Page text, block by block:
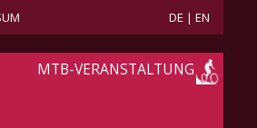
DE | EN
MTB-VERANSTALTUNG